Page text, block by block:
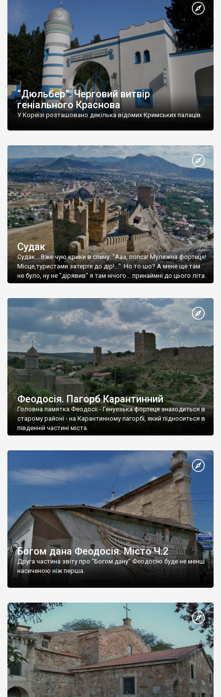
“Дюльбер”. Черговий витвір
геніального Краснова
У Кореїзі розташовано декілька відомих Кримських палаців.
Судак
Судак... Вже чую крики в спину: "Ааа, попса! Муляжна фортеця!
Місце,туристами затерте до дір!..." Но то шо? А мене ще там
не було, ну не "дірявив" я там нічого... принаймні до цього літа.
Феодосія. Пагорб Карантинний
Головна памятка Феодосії - Генуезька фортеця знаходиться в
старому районі - на Карантинному пагорбі, який підноситься в
південній частині міста.
Богом дана Феодосія. Місто Ч.2
Друга частина звіту про "Богом дану" Феодосію буде не менш
насиченою ніж перша.